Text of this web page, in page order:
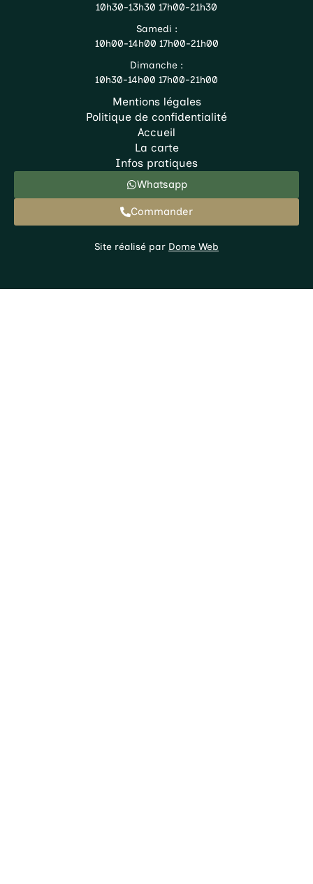
10h30-13h30 17h00-21h30
Samedi :
10h00-14h00 17h00-21h00
Dimanche :
10h30-14h00 17h00-21h00
Commander
Whatsapp
Accueil
La carte
Infos pratiques
Mentions légales
Politique de confidentialité
Site réalisé par Dome Web